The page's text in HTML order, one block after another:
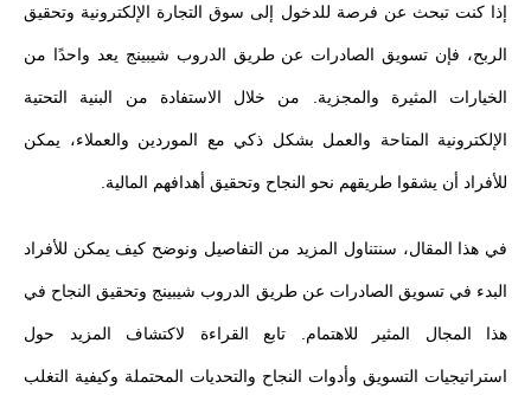
إذا كنت تبحث عن فرصة للدخول إلى سوق التجارة الإلكترونية وتحقيق
الربح، فإن تسويق الصادرات عن طريق الدروب شيبينج يعد واحدًا من
الخيارات المثيرة والمجزية. من خلال الاستفادة من البنية التحتية
الإلكترونية المتاحة والعمل بشكل ذكي مع الموردين والعملاء، يمكن
للأفراد أن يشقوا طريقهم نحو النجاح وتحقيق أهدافهم المالية.
في هذا المقال، سنتناول المزيد من التفاصيل ونوضح كيف يمكن للأفراد
البدء في تسويق الصادرات عن طريق الدروب شيبينج وتحقيق النجاح في
هذا المجال المثير للاهتمام. تابع القراءة لاكتشاف المزيد حول
استراتيجيات التسويق وأدوات النجاح والتحديات المحتملة وكيفية التغلب